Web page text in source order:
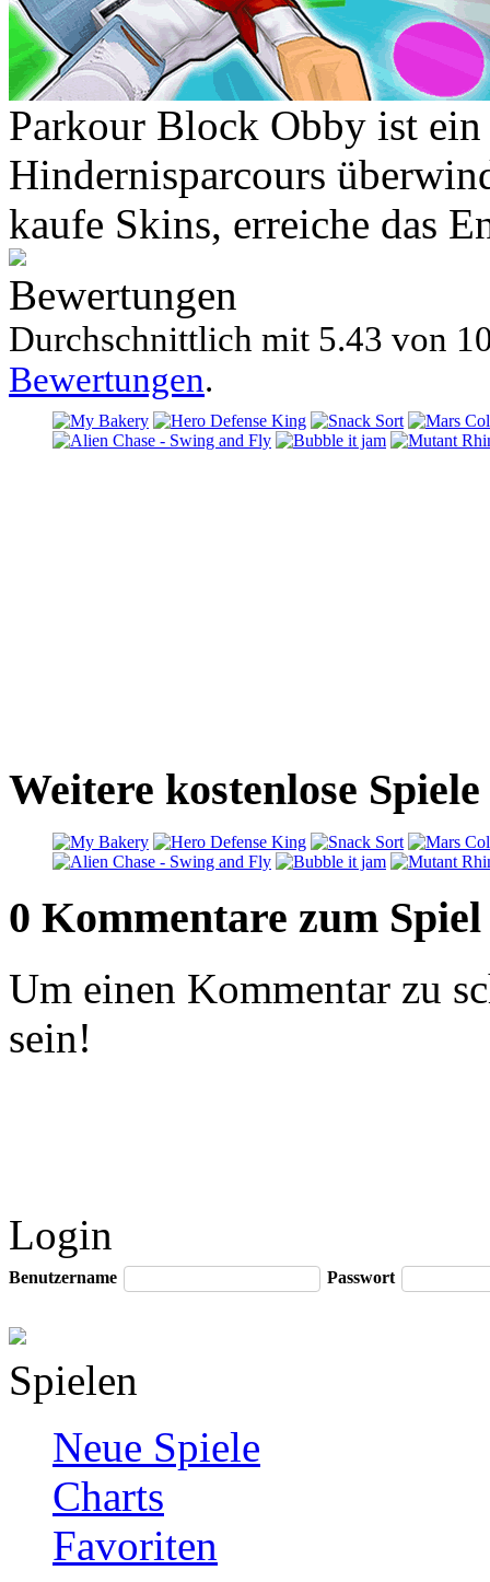
Parkour Block Obby ist
Hindernisparcours
kaufe Skins, erreiche das
Bewertungen
Durchschnittlich mit 5.43 von
Bewertungen.
Weitere kostenlose
0 Kommentare zum Spiel
Um einen Kommentar zu
sein!
Login
Benutzername Passwort
Spielen
Neue Spiele
Charts
Favoriten